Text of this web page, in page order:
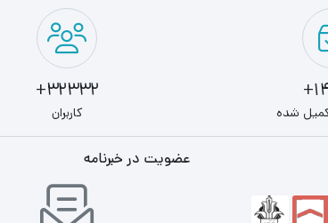
شده
32332+
کاربران
عضویت در خبرنامه